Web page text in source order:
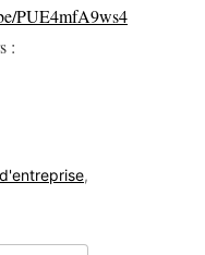
PUE4mfA9ws4
:
,